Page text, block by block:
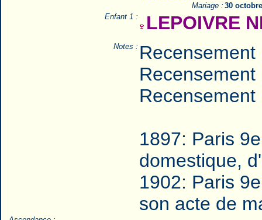
Mariage : 30
Enfant 1 :
LEPOIVRE
Notes :
1897: Paris
domestique,
1902: Paris
son acte de